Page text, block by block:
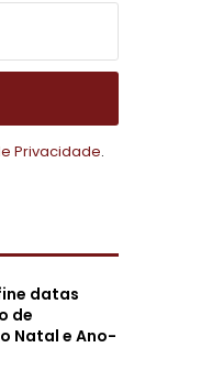
Privacidade.
datas
de
Natal e Ano-